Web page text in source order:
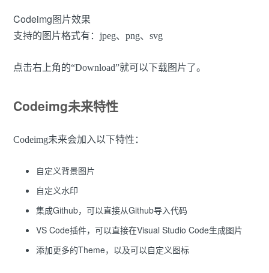
Codeimg图片效果
支持的图片格式有：jpeg、png、svg
点击右上角的“Download”就可以下载图片了。
Codeimg未来特性
Codeimg未来会加入以下特性：
自定义背景图片
自定义水印
集成Github，可以直接从Github导入代码
VS Code插件，可以直接在Visual Studio Code生成图片
添加更多的Theme，以及可以自定义图标